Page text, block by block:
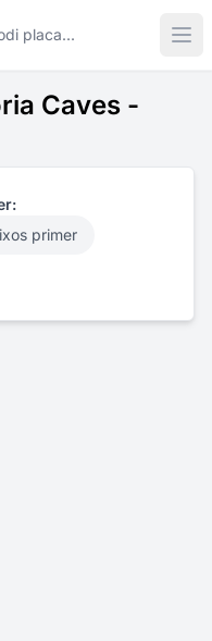
Caves -
primer